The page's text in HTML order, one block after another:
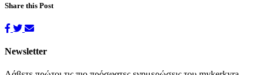
Share this Post
Newsletter